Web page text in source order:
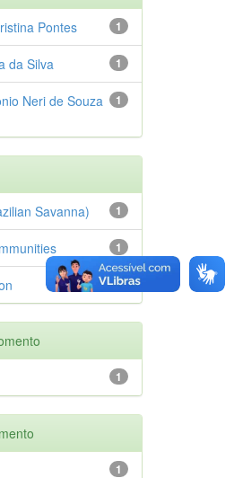
1
Pontes
1
da Silva
1
Neri de Souza
1
Savanna)
1
1
1
1